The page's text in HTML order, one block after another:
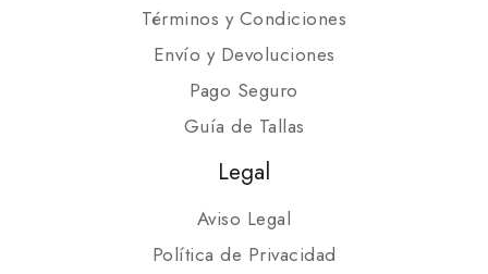
Términos y Condiciones
Envío y Devoluciones
Pago Seguro
Guía de Tallas
Legal
Aviso Legal
Política de Privacidad